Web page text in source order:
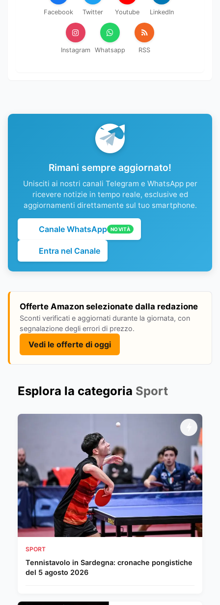
Facebook Twitter Youtube LinkedIn
Instagram Whatsapp RSS
Rimani sempre aggiornato!
Unisciti ai nostri canali Telegram e WhatsApp per
ricevere notizie in tempo reale, esclusive ed
aggiornamenti direttamente sul tuo smartphone.
Canale WhatsApp NOVITÀ
Entra nel Canale
Offerte Amazon selezionate dalla redazione
Sconti verificati e aggiornati durante la giornata, con
segnalazione degli errori di prezzo.
Vedi le offerte di oggi
Esplora la categoria Sport
SPORT
Tennistavolo in Sardegna: cronache pongistiche
del 5 agosto 2026